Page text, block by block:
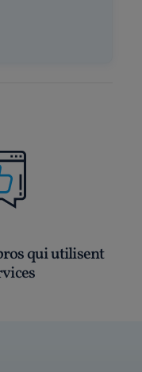
qui utilisent